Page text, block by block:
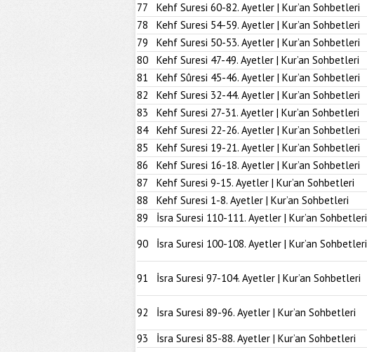
77
Kehf Suresi 60-82. Ayetler | Kur’an Sohbetleri
78
Kehf Suresi 54-59. Ayetler | Kur’an Sohbetleri
79
Kehf Suresi 50-53. Ayetler | Kur’an Sohbetleri
80
Kehf Suresi 47-49. Ayetler | Kur’an Sohbetleri
81
Kehf Sûresi 45-46. Ayetler | Kur’an Sohbetleri
82
Kehf Suresi 32-44. Ayetler | Kur’an Sohbetleri
83
Kehf Suresi 27-31. Ayetler | Kur’an Sohbetleri
84
Kehf Suresi 22-26. Ayetler | Kur’an Sohbetleri
85
Kehf Suresi 19-21. Ayetler | Kur’an Sohbetleri
86
Kehf Suresi 16-18. Ayetler | Kur’an Sohbetleri
87
Kehf Suresi 9-15. Ayetler | Kur’an Sohbetleri
88
Kehf Suresi 1-8. Ayetler | Kur’an Sohbetleri
89
İsra Suresi 110-111. Ayetler | Kur’an Sohbetleri
90
İsra Suresi 100-108. Ayetler | Kur’an Sohbetleri
91 İsra Suresi 97-104. Ayetler | Kur’an Sohbetleri
92 İsra Suresi 89-96. Ayetler | Kur’an Sohbetleri
93
İsra Suresi 85-88. Ayetler | Kur’an Sohbetleri